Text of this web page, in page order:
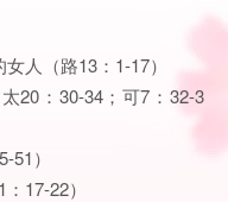
人（路13：1-17）
20：30-34；可7：32-3
）
17-22）